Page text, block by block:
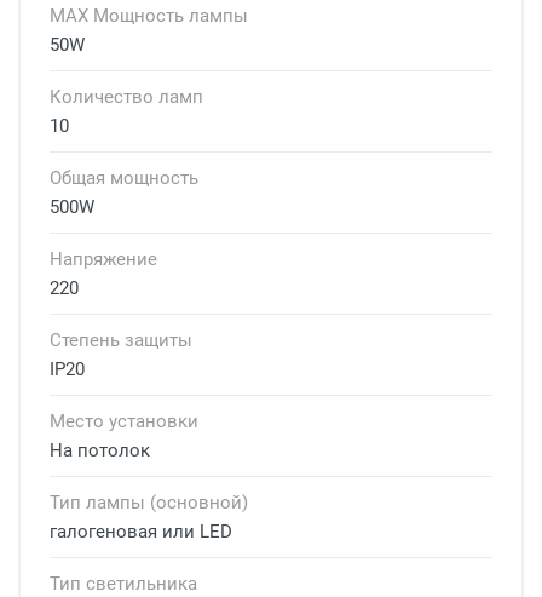
MAX Мощность лампы
50W
Количество ламп
10
Общая мощность
500W
Напряжение
220
Степень защиты
IP20
Место установки
На потолок
Тип лампы (основной)
галогеновая или LED
Тип светильника